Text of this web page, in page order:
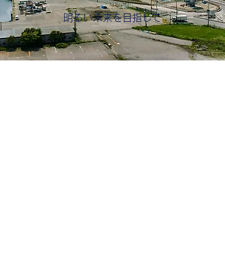
​明るい未来を目指して